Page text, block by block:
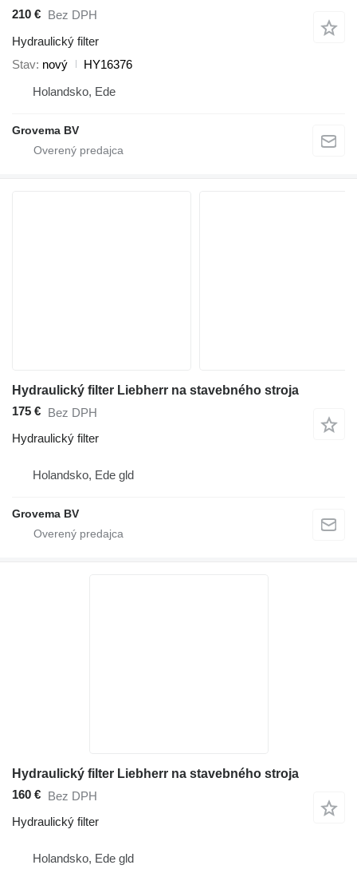
210 €
Bez DPH
Hydraulický filter
Stav nový
HY16376
Holandsko, Ede
Grovema BV
Hydraulický filter Liebherr na stavebného stroja
175 € Bez DPH
Hydraulický filter
Holandsko, Ede gld
Grovema BV
Hydraulický filter Liebherr na stavebného stroja
160 € Bez DPH
Hydraulický filter
Holandsko, Ede gld